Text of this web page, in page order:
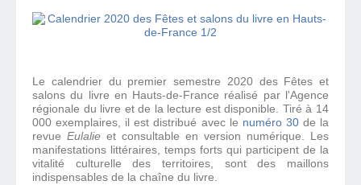
Le calendrier du premier semestre 2020 des Fêtes et
salons du livre en Hauts-de-France réalisé par l'Agence
régionale du livre et de la lecture est disponible. Tiré à 14
000 exemplaires, il est distribué avec le numéro 30de la
revue Eulalie et consultable en version numérique. Les
manifestations littéraires, temps forts qui participent de la
vitalité culturelle des territoires, sont des maillons
indispensables de la chaîne du livre.